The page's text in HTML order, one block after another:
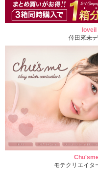
loveil
倖田來未
Chu'sme
モテクリエイタ